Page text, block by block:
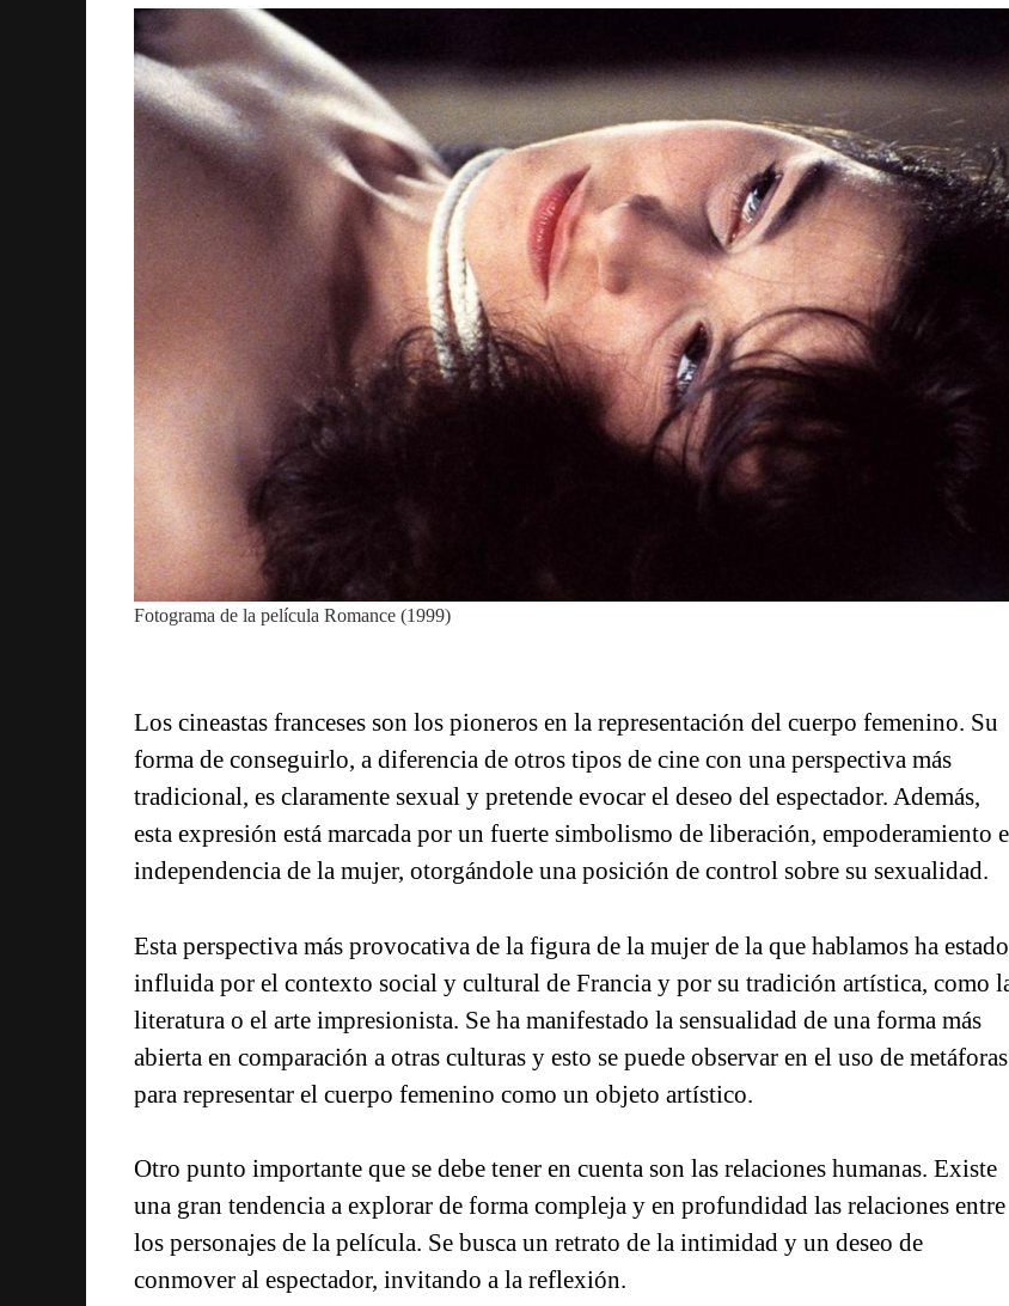
Fotograma de la película Romance (1999)
Los cineastas franceses son los pioneros en la representación del cuerpo femenino. Su
forma de conseguirlo, a diferencia de otros tipos de cine con una perspectiva más
tradicional, es claramente sexual y pretende evocar el deseo del espectador. Además,
esta expresión está marcada por un fuerte simbolismo de liberación, empoderamiento e
independencia de la mujer, otorgándole una posición de control sobre su sexualidad.
Esta perspectiva más provocativa de la figura de la mujer de la que hablamos ha estado
influida por el contexto social y cultural de Francia y por su tradición artística, como
literatura o el arte impresionista. Se ha manifestado la sensualidad de una forma más
abierta en comparación a otras culturas y esto se puede observar en el uso de metáforas
para representar el cuerpo femenino como un objeto artístico.
Otro punto importante que se debe tener en cuenta son las relaciones humanas. Existe
una gran tendencia a explorar de forma compleja y en profundidad las relaciones entre
los personajes de la película. Se busca un retrato de la intimidad y un deseo de
conmover al espectador, invitando a la reflexión.